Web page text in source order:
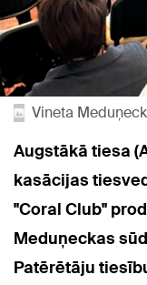
Vineta
Augstākā tiesa
kasācijas
"Coral Club"
Meduņeckas
Patērētāju